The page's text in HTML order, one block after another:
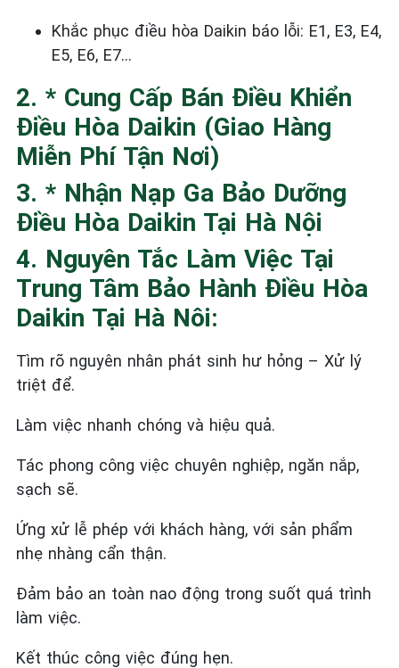
Khắc phục điều hòa Daikin báo lỗi: E1, E3, E4,
E5, E6, E7…
2. * Cung Cấp Bán Điều Khiển
Điều Hòa Daikin (Giao Hàng
Miễn Phí Tận Nơi)
3. * Nhận Nạp Ga Bảo Dưỡng
Điều Hòa Daikin Tại Hà Nội
4. Nguyên Tắc Làm Việc Tại
Trung Tâm Bảo Hành Điều Hòa
Daikin Tại Hà Nôi:
Tìm rõ nguyên nhân phát sinh hư hỏng – Xử lý
triệt để.
Làm việc nhanh chóng và hiệu quả.
Tác phong công việc chuyên nghiệp, ngăn nắp,
sạch sẽ.
Ứng xử lễ phép với khách hàng, với sản phẩm
nhẹ nhàng cẩn thận.
Đảm bảo an toàn nao động trong suốt quá trình
làm việc.
Kết thúc công việc đúng hẹn.